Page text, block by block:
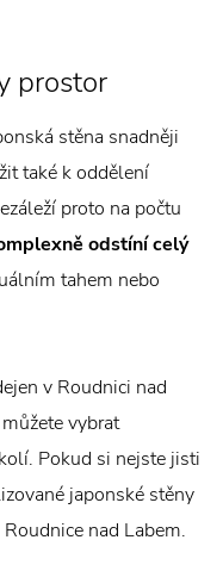
prostor
stěna snadněji
také k oddělení
proto na počtu
odstíní celý
tahem nebo
v Roudnici nad
vybrat
Pokud si nejste jisti
japonské stěny
nad Labem.